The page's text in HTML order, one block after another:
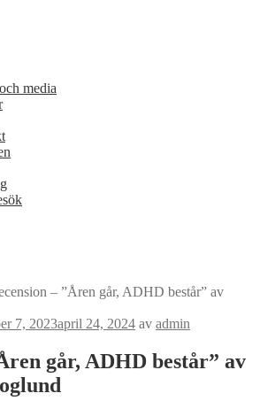
media
– ”Åren går, ADHD består” av
7, 2023april 24, 2024 av admin
går, ADHD består” av